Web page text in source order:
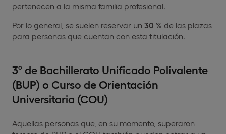
pertenecen a la misma familia profesional.
Por lo general, se suelen reservar un 30 % de las plazas
para personas que cuentan con esta titulación.
3º de Bachillerato Unificado Polivalente
(BUP) o Curso de Orientación
Universitaria (COU)
Aquellas personas que, en su momento, superaron